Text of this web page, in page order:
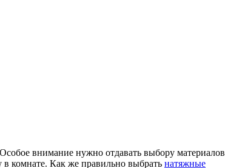
внимание нужно отдавать выбору материалов
в комнате. Как же правильно выбрать натяжные